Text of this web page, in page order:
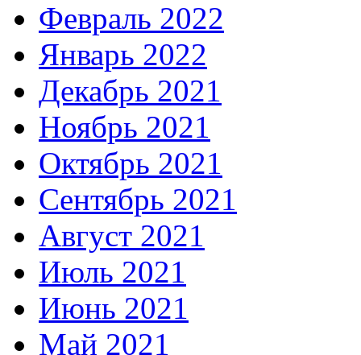
Февраль 2022
Январь 2022
Декабрь 2021
Ноябрь 2021
Октябрь 2021
Сентябрь 2021
Август 2021
Июль 2021
Июнь 2021
Май 2021